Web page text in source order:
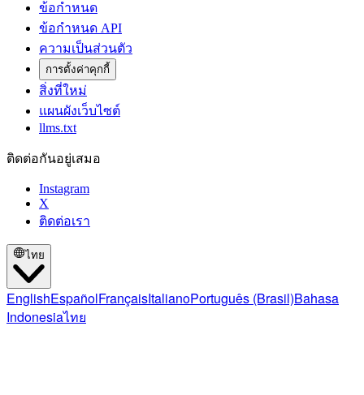
ข้อกำหนด
ข้อกำหนด API
ความเป็นส่วนตัว
การตั้งค่าคุกกี้
สิ่งที่ใหม่
แผนผังเว็บไซต์
llms.txt
ติดต่อกันอยู่เสมอ
Instagram
X
ติดต่อเรา
ไทย
EnglishEspañolFrançaisItalianoPortuguês (Brasil)Bahasa
Indonesiaไทย